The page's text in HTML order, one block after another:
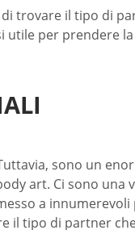
trovare il tipo di
utile per prendere
sono un
art. Ci sono una
a innumerevoli
il tipo di partner